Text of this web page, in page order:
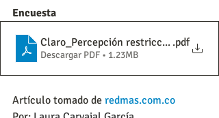
Encuesta
Claro_Percepción restricción de
.pdf
Descargar PDF • 1.23MB
Artículo tomado de redmas.com.co